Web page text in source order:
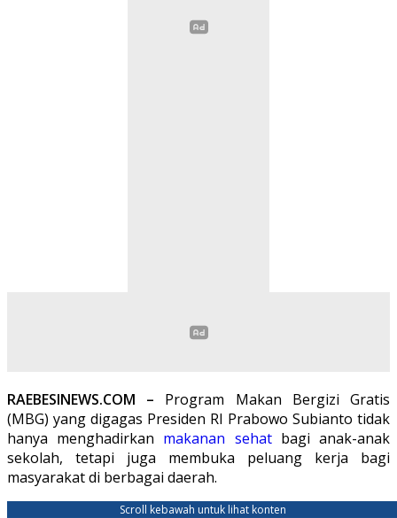
RAEBESINEWS.COM – Program Makan Bergizi Gratis
(MBG) yang digagas Presiden RI Prabowo Subianto tidak
hanya menghadirkan makanan sehatbagi anak-anak
sekolah, tetapi juga membuka peluang kerja bagi
masyarakat di berbagai daerah.
Scroll kebawah untuk lihat konten